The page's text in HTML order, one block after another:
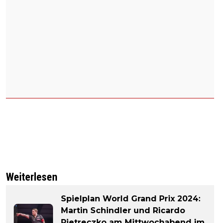
Weiterlesen
Spielplan World Grand Prix 2024:
Martin Schindler und Ricardo